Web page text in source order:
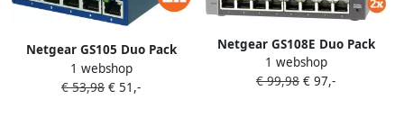
Netgear GS105 Duo Pack
1 webshop
€ 53,98 € 51,-
Netgear GS108E Duo Pack
1 webshop
€ 99,98 € 97,-